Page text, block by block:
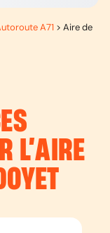
A71 > Aire de
L’AIRE